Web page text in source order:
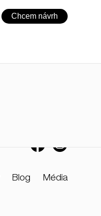
Chcem návrh
Média
Blog